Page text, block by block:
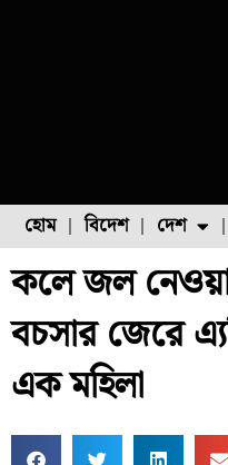
হোম বিদেশ দেশ
ফুল চাষ
কলে জল
বচসার জেরে
এক মহিলা